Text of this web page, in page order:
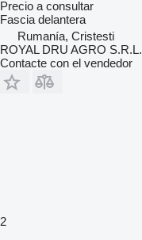
Precio a consultar
Fascia delantera
Rumanía, Cristesti
ROYAL DRU AGRO S.R.L.
Contacte con el vendedor
2